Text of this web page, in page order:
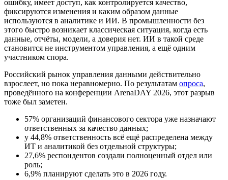
ошибку, имеет доступ, как контролируется качество,
фиксируются изменения и каким образом данные
используются в аналитике и ИИ. В промышленности без
этого быстро возникает классическая ситуация, когда есть
данные, отчёты, модели, а доверия нет. ИИ в такой среде
становится не инструментом управления, а ещё одним
участником спора.
Российский рынок управления данными действительно
взрослеет, но пока неравномерно. По результатам опроса,
проведённого на конференции ArenaDAY 2026, этот разрыв
тоже был заметен.
57% организаций финансового сектора уже назначают
ответственных за качество данных;
у 44,8% ответственность всё ещё распределена между
ИТ и аналитикой без отдельной структуры;
27,6% респондентов создали полноценный отдел или
роль;
6,9% планируют сделать это в 2026 году.